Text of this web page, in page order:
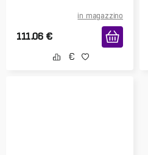
in magazzino
111.06 €